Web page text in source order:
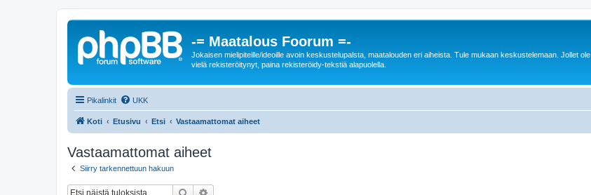
-= Maatalous Foorum =-
Jokaisen mielipiteille/ideoille avoin keskustelupalsta, maatalouden eri aiheista. Tule mukaan keskustelemaan. Jollet ole
vielä rekisteröitynyt, paina rekisteröidy-tekstiä alapuolella.
Pikalinkit UKK
Koti Etusivu Etsi Vastaamattomat aiheet
Vastaamattomat aiheet
Siirry tarkennettuun hakuun
Etsi